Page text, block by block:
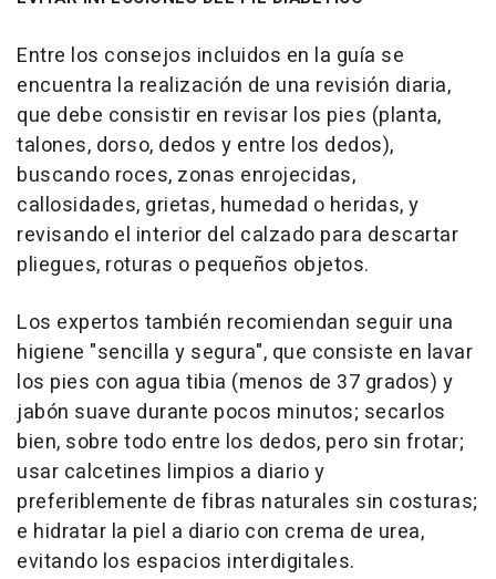
Entre los consejos incluidos en la guía se
encuentra la realización de una revisión diaria,
que debe consistir en revisar los pies (planta,
talones, dorso, dedos y entre los dedos),
buscando roces, zonas enrojecidas,
callosidades, grietas, humedad o heridas, y
revisando el interior del calzado para descartar
pliegues, roturas o pequeños objetos.
Los expertos también recomiendan seguir una
higiene "sencilla y segura", que consiste en lavar
los pies con agua tibia (menos de 37 grados) y
jabón suave durante pocos minutos; secarlos
bien, sobre todo entre los dedos, pero sin frotar;
usar calcetines limpios a diario y
preferiblemente de fibras naturales sin costuras;
e hidratar la piel a diario con crema de urea,
evitando los espacios interdigitales.